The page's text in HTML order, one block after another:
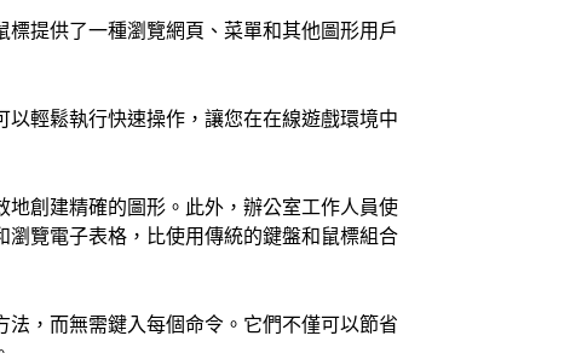
提供了一種瀏覽網頁、菜單和其他圖形用戶
輕鬆執行快速操作，讓您在在線遊戲環境中
創建精確的圖形。此外，辦公室工作人員使
覽電子表格，比使用傳統的鍵盤和鼠標組合
，而無需鍵入每個命令。它們不僅可以節省